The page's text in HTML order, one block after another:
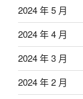
2024 年 5 月
2024 年 4 月
2024 年 3 月
2024 年 2 月